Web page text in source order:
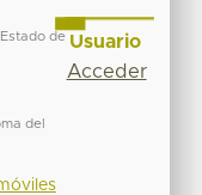
de
del
Usuario
Acceder